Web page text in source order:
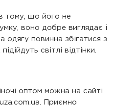
тому, що його не
воно добре виглядає і
одягу повинна збігатися з
світлі відтінки.
оптом можна на сайті
Приємно